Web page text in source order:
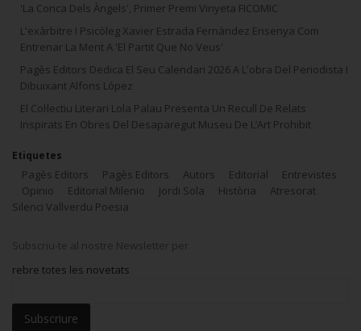
'La Conca Dels Àngels', Primer Premi Vinyeta FICOMIC
L'exàrbitre I Psicòleg Xavier Estrada Fernàndez Ensenya Com
Entrenar La Ment A 'El Partit Que No Veus'
Pagès Editors Dedica El Seu Calendari 2026 A L'obra Del Periodista I
Dibuixant Alfons López
El Col·lectiu Literari Lola Palau Presenta Un Recull De Relats
Inspirats En Obres Del Desaparegut Museu De L’Art Prohibit
Etiquetes
Pagès Editors Pagès Editors Autors Editorial
Entrevistes
Opinio
Editorial Milenio Jordi Sola Història
Atresorat
Silenci Vallverdu Poesia
Subscriu-te al nostre Newsletter per
rebre totes les novetats
Subscriure